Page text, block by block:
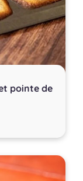
pointe de